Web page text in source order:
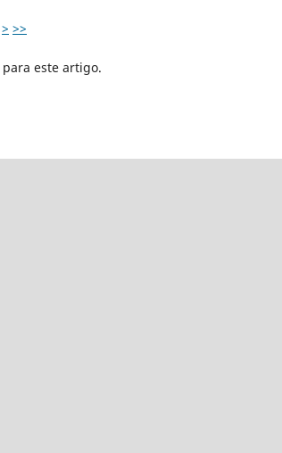
> >>
para este artigo.